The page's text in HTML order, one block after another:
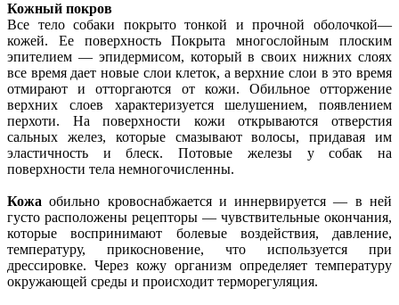
Кожный покров
Все тело собаки покрыто тонкой и прочной оболочкой—
кожей. Ее поверхность Покрыта многослойным плоским
эпителием — эпидермисом, который в своих нижних слоях
все время дает новые слои клеток, а верхние слои в это время
отмирают и отторгаются от кожи. Обильное отторжение
верхних слоев характеризуется шелушением, появлением
перхоти. На поверхности кожи открываются отверстия
сальных желез, которые смазывают волосы, придавая им
эластичность и блеск. Потовые железы у собак на
поверхности тела немногочисленны.
Кожа обильно кровоснабжается и иннервируется — в ней
густо расположены рецепторы — чувствительные окончания,
которые воспринимают болевые воздействия, давление,
температуру, прикосновение, что используется при
дрессировке. Через кожу организм определяет температуру
окружающей среды и происходит терморегуляция.